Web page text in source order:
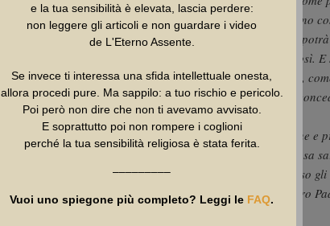
voi? Anche quelli che non pensano a Dio fanno
soltanto a quelli che vi fanno del bene, come
Anche quelli che non pensano a Dio fanno così.
soltanto a quelli dai quali sperate di riaverne,
di voi? Anche quelli che non pensano a Dio
per riceverne altrettanto!
«Voi invece amate i vostri nemici, fate del bene e
ricevere in cambio: allora la vostra ricompensa
veramente figli di Dio che è buono anche verso
anche voi pieni di bontà, così come Dio, vostro
e la tua sensibilità è elevata, lascia perdere:
non leggere gli articoli e non guardare i video
de L'Eterno Assente.
Se invece ti interessa una sfida intellettuale onesta,
allora procedi pure. Ma sappilo: a tuo rischio e pericolo.
Poi però non dire che non ti avevamo avvisato.
E soprattutto poi non rompere i coglioni
perché la tua sensibilità religiosa è stata ferita.
–––––––––
Vuoi uno spiegone più completo? Leggi le FAQ.